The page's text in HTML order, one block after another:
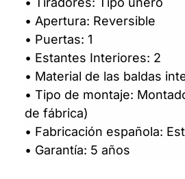
• Apertura: Reversible
• Puertas: 1
• Estantes Interiores: 2
• Material de las baldas
• Tipo de montaje:
de fábrica)
• Fabricación española:
• Garantía: 5 años